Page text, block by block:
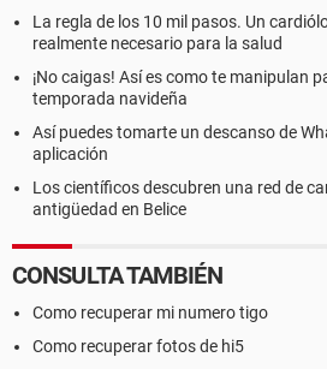
La regla de los 10 mil pasos. Un
realmente necesario para la salud
¡No caigas! Así es como te manipulan
temporada navideña
Así puedes tomarte un descanso de
aplicación
Los científicos descubren una red de
antigüedad en Belice
CONSULTA TAMBIÉN
Como recuperar mi numero tigo
Como recuperar fotos de hi5